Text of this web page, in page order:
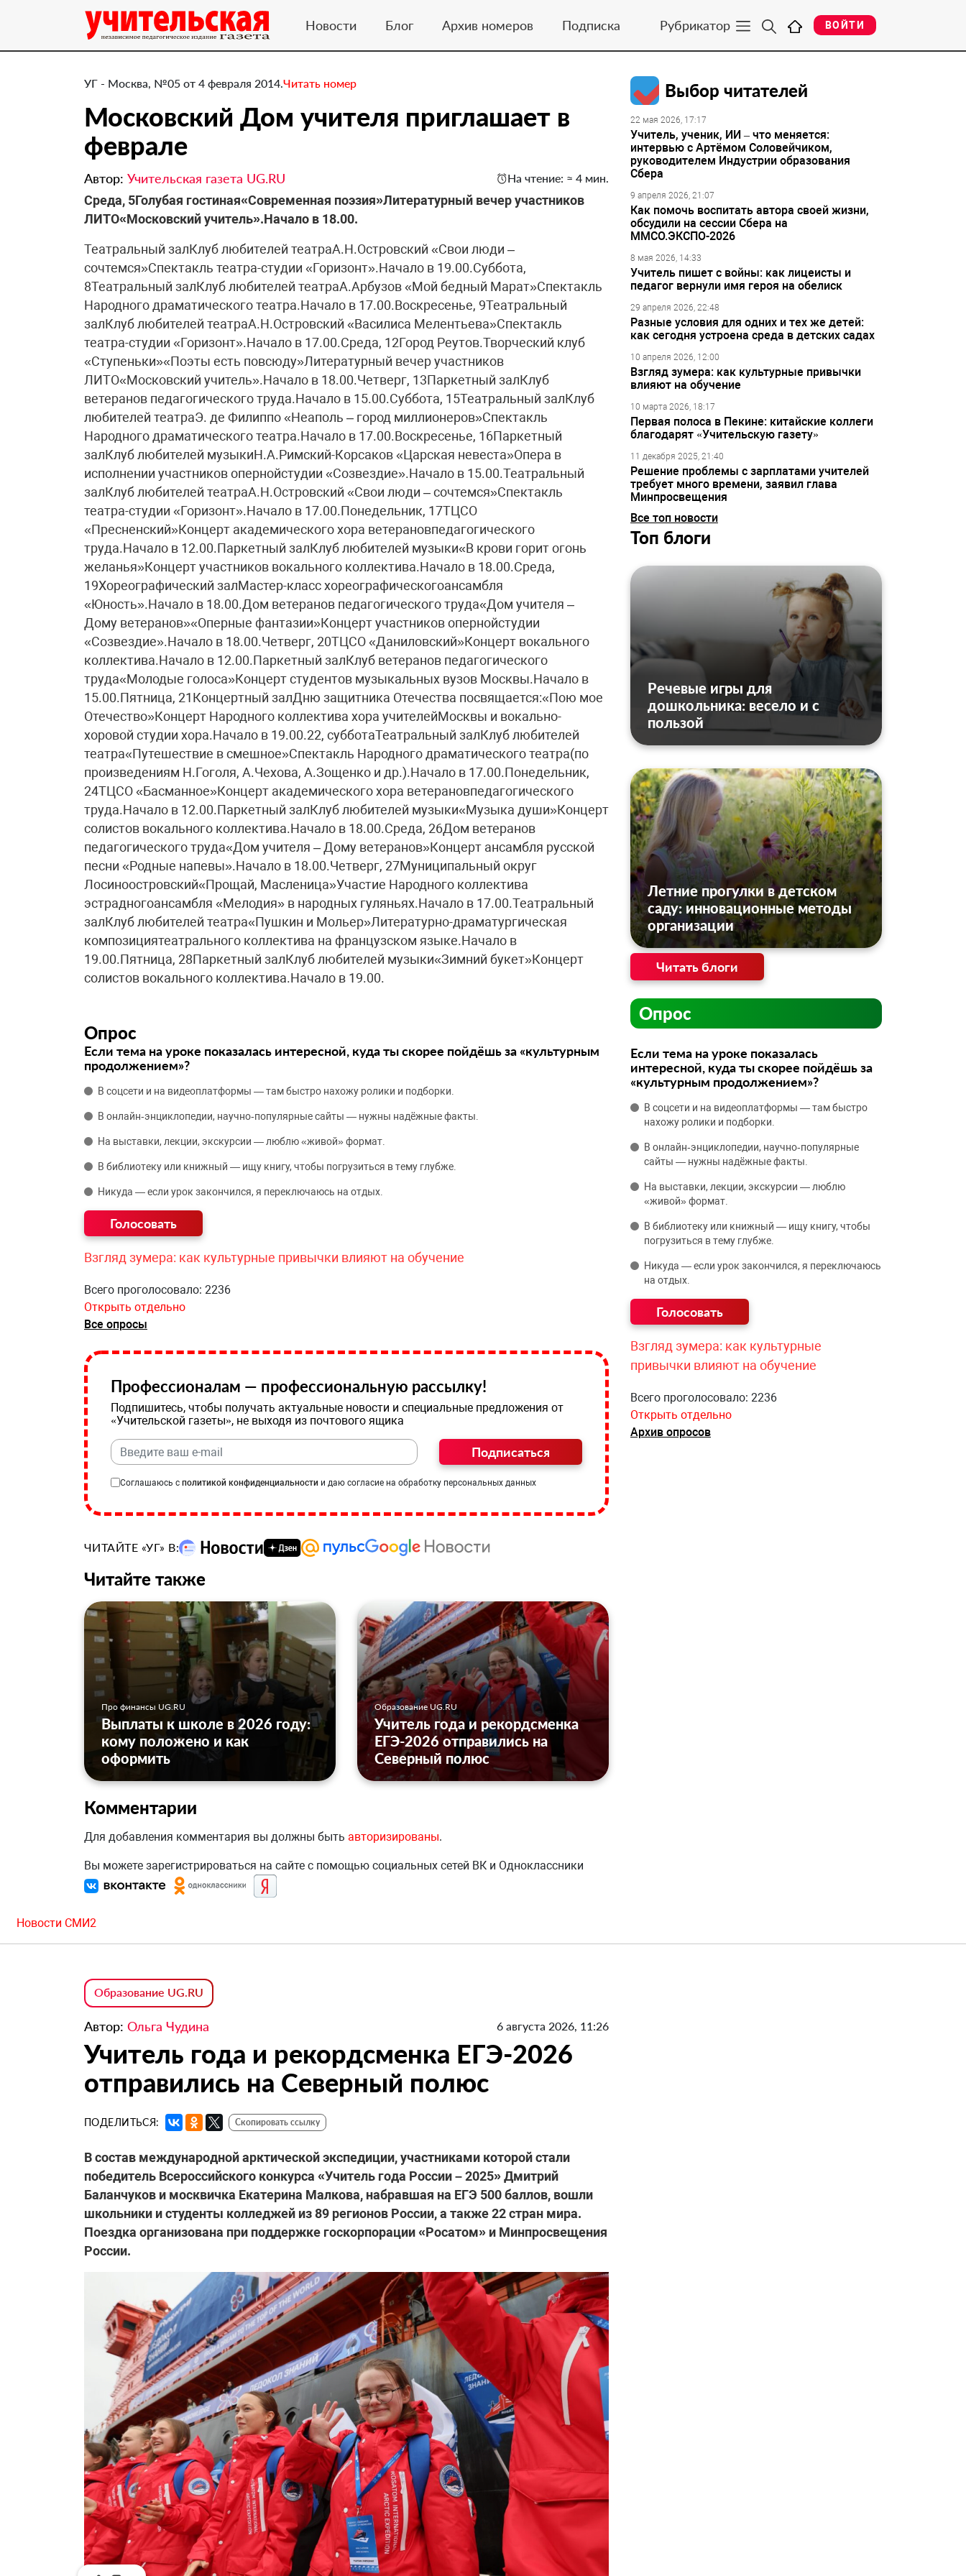
Новости Блог Архив номеров Подписка Рубрикатор ВОЙТИ
УГ - Москва, №05 от 4 февраля 2014.Читать номер
Московский Дом учителя приглашает в
феврале
Автор: Учительская газета UG.RU На чтение: ≈ 4 мин.
​Среда, 5Голубая гостиная«Современная поэзия»Литературный вечер участников
ЛИТО«Московский учитель».Начало в 18.00.
Театральный залКлуб любителей театраА.Н.Островский «Свои люди –
сочтемся»Спектакль театра-студии «Горизонт».Начало в 19.00.Суббота,
8Театральный залКлуб любителей театраА.Арбузов «Мой бедный Марат»Спектакль
Народного драматического театра.Начало в 17.00.Воскресенье, 9Театральный
залКлуб любителей театраА.Н.Островский «Василиса Мелентьева»Спектакль
театра-студии «Горизонт».Начало в 17.00.Среда, 12Город Реутов.Творческий клуб
«Ступеньки»«Поэты есть повсюду»Литературный вечер участников
ЛИТО«Московский учитель».Начало в 18.00.Четверг, 13Паркетный залКлуб
ветеранов педагогического труда.Начало в 15.00.Суббота, 15Театральный залКлуб
любителей театраЭ. де Филиппо «Неаполь – город миллионеров»Спектакль
Народного драматического театра.Начало в 17.00.Воскресенье, 16Паркетный
залКлуб любителей музыкиН.А.Римский-Корсаков «Царская невеста»Опера в
исполнении участников опернойстудии «Созвездие».Начало в 15.00.Театральный
залКлуб любителей театраА.Н.Островский «Свои люди – сочтемся»Спектакль
театра-студии «Горизонт».Начало в 17.00.Понедельник, 17ТЦСО
«Пресненский»Концерт академического хора ветерановпедагогического
труда.Начало в 12.00.Паркетный залКлуб любителей музыки«В крови горит огонь
желанья»Концерт участников вокального коллектива.Начало в 18.00.Среда,
19Хореографический залМастер-класс хореографическогоансамбля
«Юность».Начало в 18.00.Дом ветеранов педагогического труда«Дом учителя –
Дому ветеранов»«Оперные фантазии»Концерт участников опернойстудии
«Созвездие».Начало в 18.00.Четверг, 20ТЦСО «Даниловский»Концерт вокального
коллектива.Начало в 12.00.Паркетный залКлуб ветеранов педагогического
труда«Молодые голоса»Концерт студентов музыкальных вузов Москвы.Начало в
15.00.Пятница, 21Концертный залДню защитника Отечества посвящается:«Пою мое
Отечество»Концерт Народного коллектива хора учителейМосквы и вокально-
хоровой студии хора.Начало в 19.00.22, субботаТеатральный залКлуб любителей
театра«Путешествие в смешное»Спектакль Народного драматического театра(по
произведениям Н.Гоголя, А.Чехова, А.Зощенко и др.).Начало в 17.00.Понедельник,
24ТЦСО «Басманное»Концерт академического хора ветерановпедагогического
труда.Начало в 12.00.Паркетный залКлуб любителей музыки«Музыка души»Концерт
солистов вокального коллектива.Начало в 18.00.Среда, 26Дом ветеранов
педагогического труда«Дом учителя – Дому ветеранов»Концерт ансамбля русской
песни «Родные напевы».Начало в 18.00.Четверг, 27Муниципальный округ
Лосиноостровский«Прощай, Масленица»Участие Народного коллектива
эстрадногоансамбля «Мелодия» в народных гуляньях.Начало в 17.00.Театральный
залКлуб любителей театра«Пушкин и Мольер»Литературно-драматургическая
композициятеатрального коллектива на французском языке.Начало в
19.00.Пятница, 28Паркетный залКлуб любителей музыки«Зимний букет»Концерт
солистов вокального коллектива.Начало в 19.00.
Опрос
Если тема на уроке показалась интересной, куда ты скорее пойдёшь за «культурным
продолжением»?
В соцсети и на видеоплатформы — там быстро нахожу ролики и подборки.
В онлайн‑энциклопедии, научно‑популярные сайты — нужны надёжные факты.
На выставки, лекции, экскурсии — люблю «живой» формат.
В библиотеку или книжный — ищу книгу, чтобы погрузиться в тему глубже.
Никуда — если урок закончился, я переключаюсь на отдых.
Взгляд зумера: как культурные привычки влияют на обучение
Всего проголосовало: 2236
Открыть отдельно
Все опросы
Профессионалам — профессиональную рассылку!
Подпишитесь, чтобы получать актуальные новости и специальные предложения от
«Учительской газеты», не выходя из почтового ящика
Подписаться
Соглашаюсь с политикой конфиденциальности и даю согласие на обработку персональных данных
ЧИТАЙТЕ «УГ» В:
Читайте также
Про финансы UG.RU
Выплаты к школе в 2026 году:
кому положено и как
оформить
Образование UG.RU
Учитель года и рекордсменка
ЕГЭ-2026 отправились на
Северный полюс
Комментарии
Для добавления комментария вы должны быть авторизированы.
Вы можете зарегистрироваться на сайте с помощью социальных сетей ВК и Одноклассники
Выбор читателей
22 мая 2026, 17:17
Учитель, ученик, ИИ – что меняется:
интервью с Артёмом Соловейчиком,
руководителем Индустрии образования
Сбера
9 апреля 2026, 21:07
Как помочь воспитать автора своей жизни,
обсудили на сессии Сбера на
ММСО.ЭКСПО-2026
8 мая 2026, 14:33
Учитель пишет с войны: как лицеисты и
педагог вернули имя героя на обелиск
29 апреля 2026, 22:48
Разные условия для одних и тех же детей:
как сегодня устроена среда в детских садах
10 апреля 2026, 12:00
Взгляд зумера: как культурные привычки
влияют на обучение
10 марта 2026, 18:17
Первая полоса в Пекине: китайские коллеги
благодарят «Учительскую газету»
11 декабря 2025, 21:40
Решение проблемы с зарплатами учителей
требует много времени, заявил глава
Минпросвещения
Все топ новости
Топ блоги
Речевые игры для
дошкольника: весело и с
пользой
Летние прогулки в детском
саду: инновационные методы
организации
Читать блоги
Опрос
Если тема на уроке показалась
интересной, куда ты скорее пойдёшь за
«культурным продолжением»?
В соцсети и на видеоплатформы — там быстро
нахожу ролики и подборки.
В онлайн‑энциклопедии, научно‑популярные
сайты — нужны надёжные факты.
На выставки, лекции, экскурсии — люблю
«живой» формат.
В библиотеку или книжный — ищу книгу, чтобы
погрузиться в тему глубже.
Никуда — если урок закончился, я переключаюсь
на отдых.
Взгляд зумера: как культурные
привычки влияют на обучение
Всего проголосовало: 2236
Открыть отдельно
Архив опросов
Новости СМИ2
Образование UG.RU
Автор: Ольга Чудина 6 августа 2026, 11:26
Учитель года и рекордсменка ЕГЭ-2026
отправились на Северный полюс
ПОДЕЛИТЬСЯ: Скопировать ссылку
В состав международной арктической экспедиции, участниками которой стали
победитель Всероссийского конкурса «Учитель года России – 2025» Дмитрий
Баланчуков и москвичка Екатерина Малкова, набравшая на ЕГЭ 500 баллов, вошли
школьники и студенты колледжей из 89 регионов России, а также 22 стран мира.
Поездка организована при поддержке госкорпорации «Росатом» и Минпросвещения
России.